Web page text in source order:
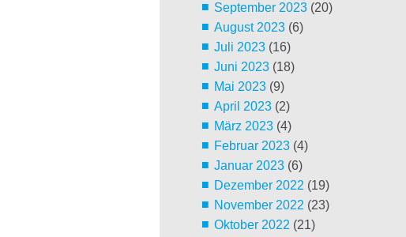
September 2023(20)
August 2023(6)
Juli 2023(16)
Juni 2023(18)
Mai 2023(9)
April 2023(2)
März 2023(4)
Februar 2023(4)
Januar 2023(6)
Dezember 2022 (19)
November 2022 (23)
Oktober 2022 (21)